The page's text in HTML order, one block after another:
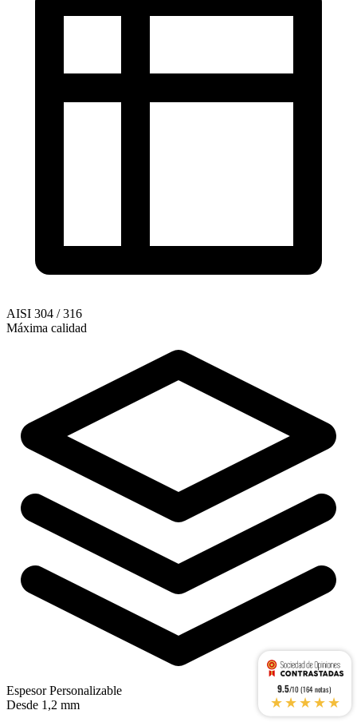
AISI 304 / 316
Máxima calidad
Espesor Personalizable
Desde 1,2 mm
9.5/10 (164 notas)
★★★★★